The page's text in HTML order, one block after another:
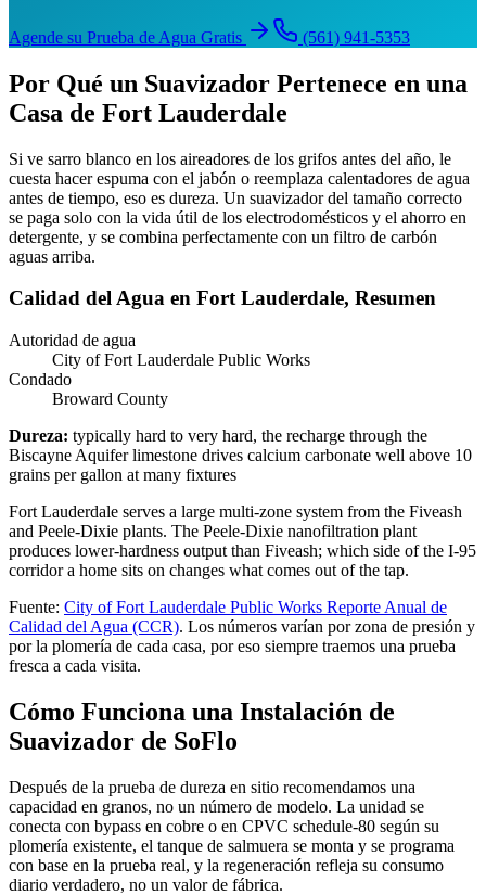
Agende su Prueba de Agua Gratis (561) 941-5353
Por Qué un Suavizador Pertenece en una
Casa de Fort Lauderdale
Si ve sarro blanco en los aireadores de los grifos antes del año, le
cuesta hacer espuma con el jabón o reemplaza calentadores de agua
antes de tiempo, eso es dureza. Un suavizador del tamaño correcto
se paga solo con la vida útil de los electrodomésticos y el ahorro en
detergente, y se combina perfectamente con un filtro de carbón
aguas arriba.
Calidad del Agua en Fort Lauderdale, Resumen
Autoridad de agua
City of Fort Lauderdale Public Works
Condado
Broward County
Dureza: typically hard to very hard, the recharge through the
Biscayne Aquifer limestone drives calcium carbonate well above 10
grains per gallon at many fixtures
Fort Lauderdale serves a large multi-zone system from the Fiveash
and Peele-Dixie plants. The Peele-Dixie nanofiltration plant
produces lower-hardness output than Fiveash; which side of the I-95
corridor a home sits on changes what comes out of the tap.
Fuente: City of Fort Lauderdale Public Works Reporte Anual de
Calidad del Agua (CCR). Los números varían por zona de presión y
por la plomería de cada casa, por eso siempre traemos una prueba
fresca a cada visita.
Cómo Funciona una Instalación de
Suavizador de SoFlo
Después de la prueba de dureza en sitio recomendamos una
capacidad en granos, no un número de modelo. La unidad se
conecta con bypass en cobre o en CPVC schedule-80 según su
plomería existente, el tanque de salmuera se monta y se programa
con base en la prueba real, y la regeneración refleja su consumo
diario verdadero, no un valor de fábrica.